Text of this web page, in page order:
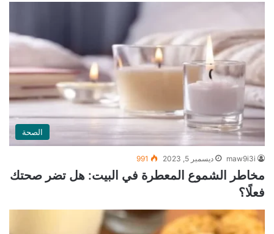
الصحة
maw9i3i ديسمبر 5, 2023 991
مخاطر الشموع المعطرة في البيت: هل تضر صحتك
فعلًا؟